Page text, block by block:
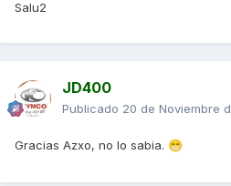
Salu2
JD400
Publicado 20 de Noviembre
Gracias Azxo, no lo sabia. 😁